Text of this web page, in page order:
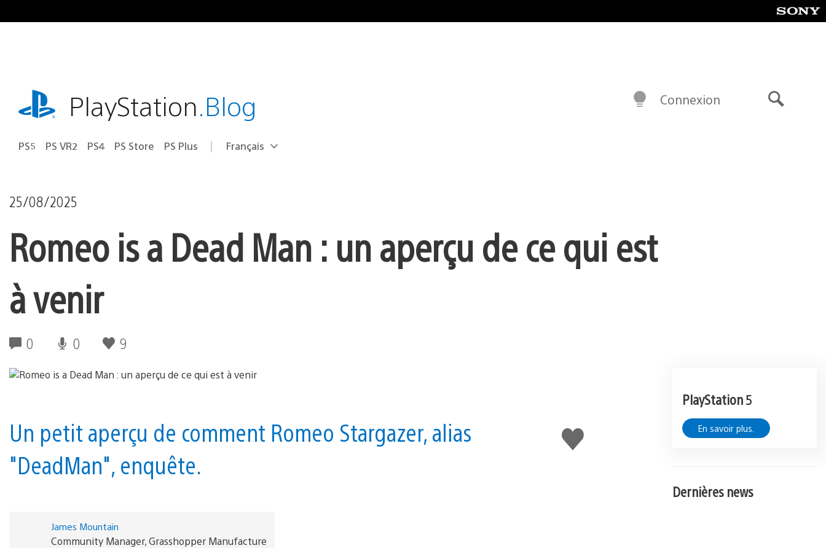
au
playstation.comPlayStation.Blog
PS5 PS VR2 PS4 PS Store PS Plus Choisir
Région
Français
Connexion
25/08/2025
Romeo is a Dead Man : un aperçu de ce qui est
à venir
0 0 9
J'aime
Un petit aperçu de comment Romeo Stargazer, alias
"DeadMan", enquête.
James Mountain
Community Manager, Grasshopper Manufacture
PlayStation 5
En savoir plus.
Dernières news